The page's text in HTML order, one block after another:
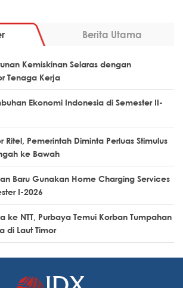
Berita Utama
Kemiskinan Selaras dengan
Tenaga Kerja
Ekonomi Indonesia di Semester II-
Ritel, Pemerintah Diminta Perluas Stimulus
ke Bawah
Baru Gunakan Home Charging Services
I-2026
ke NTT, Purbaya Temui Korban Tumpahan
di Laut Timor